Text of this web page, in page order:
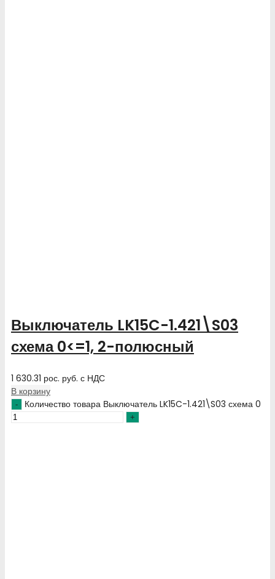
Выключатель LK15C-1.421\S03
схема 0<=1, 2-полюсный
1 630.31 рос. руб. с НДС
В корзину
Количество товара Выключатель LK15C-1.421\S03 схема 0